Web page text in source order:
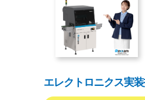
エレクトロニクス実